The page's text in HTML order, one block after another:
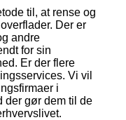
til, at rense og
Der er
andre
for sin
Er der flere
Vi vil
i
der gør dem til de